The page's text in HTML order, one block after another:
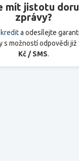
mít jistotu
zprávy?
a odesílejte
s možností odpovědi již
Kč / SMS.